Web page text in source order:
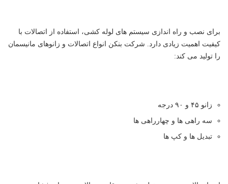
برای نصب و راه اندازی سیستم های لوله کشی، استفاده از اتصالات با
کیفیت اهمیت زیادی دارد. شرکت بنکن انواع اتصالات و زانوهای مانیسمان
را تولید می کند:
زانو ۴۵ و ۹۰ درجه
سه راهی ها و چهارراهی ها
تبدیل ها و کپ ها